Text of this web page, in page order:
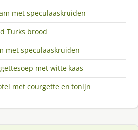
met speculaaskruiden
Turks brood
met speculaaskruiden
met witte kaas
met courgette en tonijn